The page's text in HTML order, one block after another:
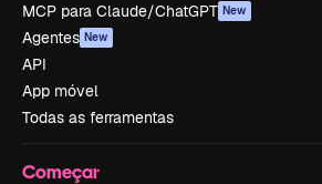
MCP para Claude/ChatGPT New
Agentes New
API
App móvel
Todas as ferramentas
Começar